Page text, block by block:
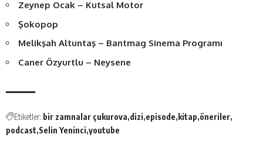
Zeynep Ocak – Kutsal Motor
Şokopop
Melikşah Altuntaş – Bantmag Sinema Programı
Caner Özyurtlu – Neysene
Etiketler: bir zamnalar çukurova dizi episode kitap öneriler
podcast Selin Yeninci youtube